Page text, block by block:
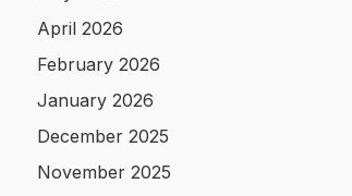
April 2026
February 2026
January 2026
December 2025
November 2025